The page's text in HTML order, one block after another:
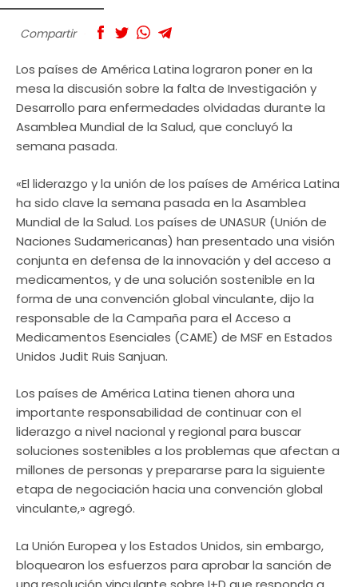
Compartir
Los países de América Latina lograron poner en la
mesa la discusión sobre la falta de Investigación y
Desarrollo para enfermedades olvidadas durante la
Asamblea Mundial de la Salud, que concluyó la
semana pasada.
«El liderazgo y la unión de los países de América Latina
ha sido clave la semana pasada en la Asamblea
Mundial de la Salud. Los países de UNASUR (Unión de
Naciones Sudamericanas) han presentado una visión
conjunta en defensa de la innovación y del acceso a
medicamentos, y de una solución sostenible en la
forma de una convención global vinculante, dijo la
responsable de la Campaña para el Acceso a
Medicamentos Esenciales (CAME) de MSF en Estados
Unidos Judit Ruis Sanjuan.
Los países de América Latina tienen ahora una
importante responsabilidad de continuar con el
liderazgo a nivel nacional y regional para buscar
soluciones sostenibles a los problemas que afectan a
millones de personas y prepararse para la siguiente
etapa de negociación hacia una convención global
vinculante,» agregó.
La Unión Europea y los Estados Unidos, sin embargo,
bloquearon los esfuerzos para aprobar la sanción de